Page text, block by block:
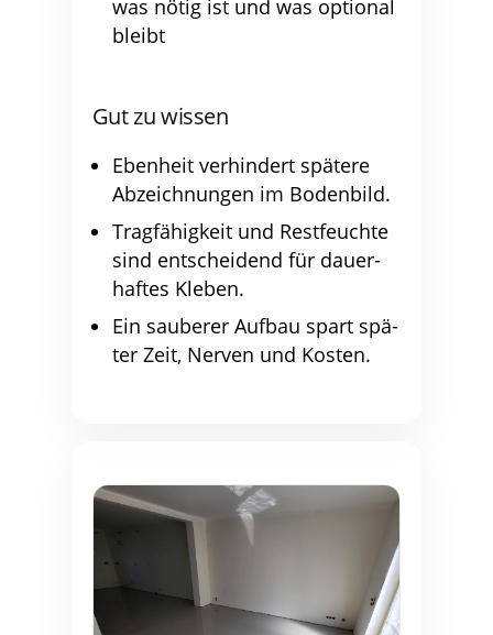
was nötig ist und was optio­nal
bleibt
Gut zu wissen
Eben­heit ver­hin­dert spä­te­re
Abzeich­nun­gen im Bodenbild.
Trag­fä­hig­keit und Rest­feuch­te
sind ent­schei­dend für dau­er­
haf­tes Kleben.
Ein sau­be­rer Auf­bau spart spä­
ter Zeit, Ner­ven und Kosten.